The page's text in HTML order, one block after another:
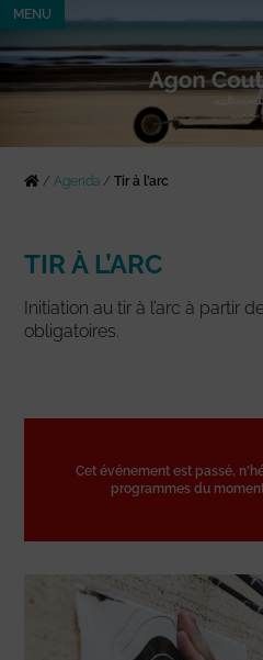
MENU
/Agenda /Tir à l’arc
TIR À L’ARC
Initiation au tir à l’arc à partir
obligatoires.
Cet événement est passé,
programmes du